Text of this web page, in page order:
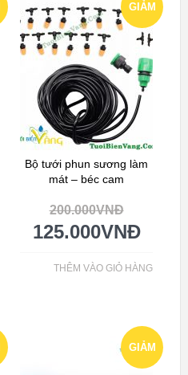
GIẢM
GIÁ!
Bộ tưới phun sương làm
mát – béc cam
200.000VNĐ
125.000VNĐ
THÊM VÀO GIỎ HÀNG
GIẢM